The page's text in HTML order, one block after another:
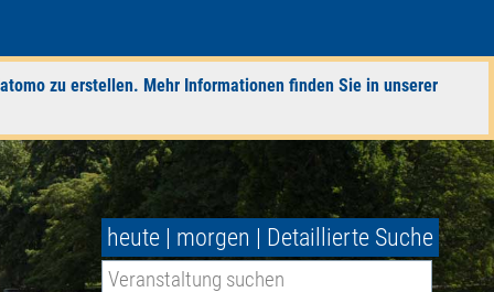
zu erstellen. Mehr Informationen finden Sie in unserer
heute | morgen | Detaillierte Suche